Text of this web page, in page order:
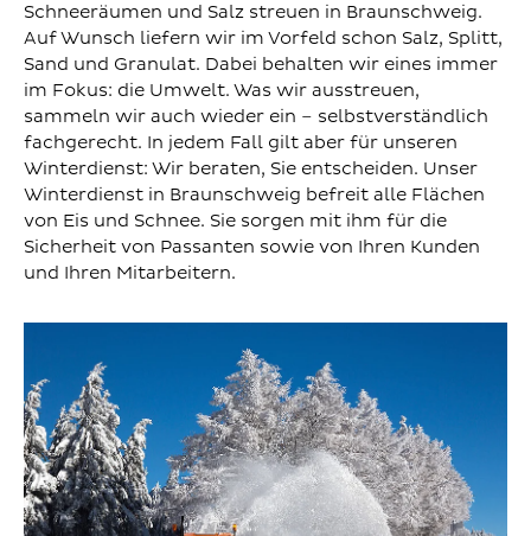
Schneeräumen und Salz streuen in Braunschweig.
Auf Wunsch liefern wir im Vorfeld schon Salz, Splitt,
Sand und Granulat. Dabei behalten wir eines immer
im Fokus: die Umwelt. Was wir ausstreuen,
sammeln wir auch wieder ein – selbstverständlich
fachgerecht. In jedem Fall gilt aber für unseren
Winterdienst: Wir beraten, Sie entscheiden. Unser
Winterdienst in Braunschweig befreit alle Flächen
von Eis und Schnee. Sie sorgen mit ihm für die
Sicherheit von Passanten sowie von Ihren Kunden
und Ihren Mitarbeitern.